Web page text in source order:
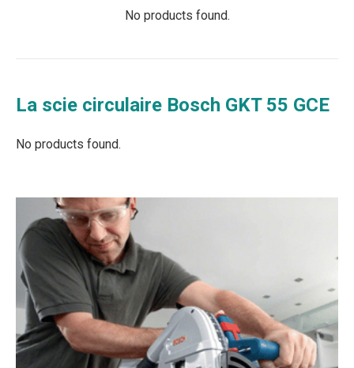
No products found.
La scie circulaire Bosch GKT 55 GCE
No products found.